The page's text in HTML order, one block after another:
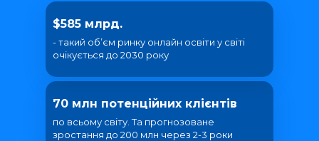
$585 млрд.
- такий об’єм ринку онлайн освіти у світі
очікується до 2030 року
70 млн потенційних клієнтів
по всьому світу. Та прогнозоване
зростання до 200 млн через 2-3 роки